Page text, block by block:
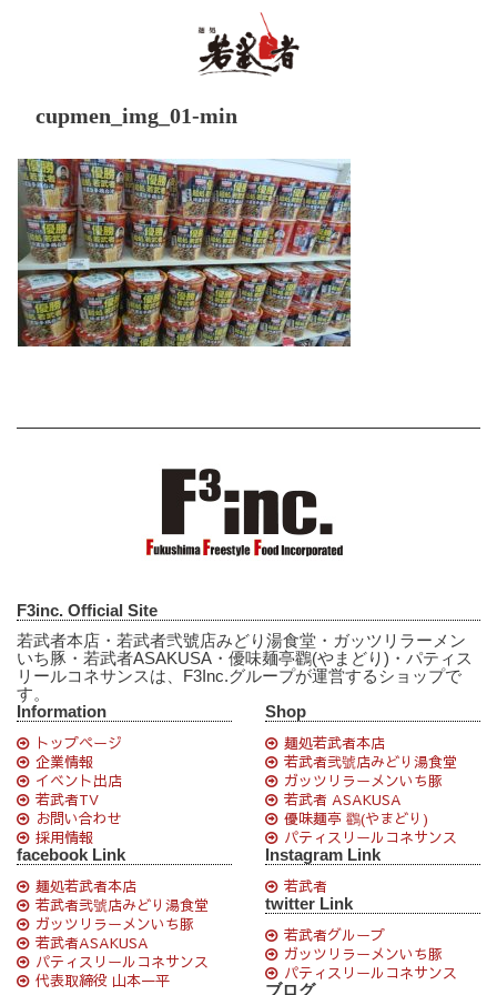
cupmen_img_01-min
F3inc. Official Site
若武者本店・若武者弐號店みどり湯食堂・ガッツリラーメン
いち豚・若武者ASAKUSA・優味麺亭鸐(やまどり)・パティス
リールコネサンスは、F3Inc.グループが運営するショップで
す。
Information
トップページ
企業情報
イベント出店
若武者TV
お問い合わせ
採用情報
Shop
麺処若武者本店
若武者弐號店みどり湯食堂
ガッツリラーメンいち豚
若武者 ASAKUSA
優味麺亭 鸐(やまどり)
パティスリールコネサンス
facebook Link
麺処若武者本店
若武者弐號店みどり湯食堂
ガッツリラーメンいち豚
若武者ASAKUSA
パティスリールコネサンス
代表取締役 山本一平
Instagram Link
若武者
twitter Link
若武者グループ
ガッツリラーメンいち豚
パティスリールコネサンス
ブログ